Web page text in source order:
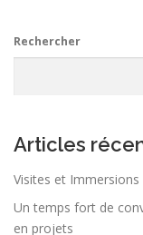
Rechercher
Articles
Visites et Immersions
Un temps fort de
en projets